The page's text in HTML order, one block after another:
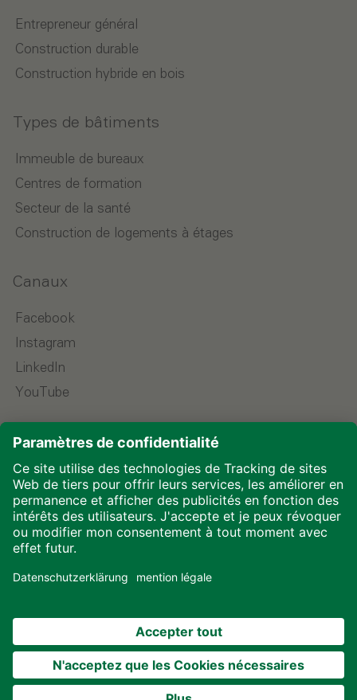
Entrepreneur général
Construction durable
Construction hybride en bois
Types de bâtiments
Immeuble de bureaux
Centres de formation
Secteur de la santé
Construction de logements à étages
Canaux
Facebook
Instagram
LinkedIn
YouTube
Choisir la langue
Mentions légales
Téléchargements
Cookies
© 2026 ALHO Systembau – Une entreprise du groupe